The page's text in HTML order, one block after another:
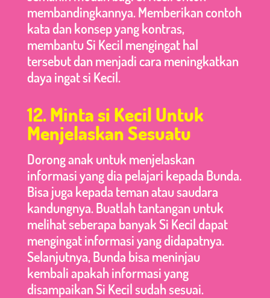
membandingkannya. Memberikan contoh
kata dan konsep yang kontras,
membantu Si Kecil mengingat hal
tersebut dan menjadi cara meningkatkan
daya ingat si Kecil.
12. Minta si Kecil Untuk
Menjelaskan Sesuatu
Dorong anak untuk menjelaskan
informasi yang dia pelajari kepada Bunda.
Bisa juga kepada teman atau saudara
kandungnya. Buatlah tantangan untuk
melihat seberapa banyak Si Kecil dapat
mengingat informasi yang didapatnya.
Selanjutnya, Bunda bisa meninjau
kembali apakah informasi yang
disampaikan Si Kecil sudah sesuai.